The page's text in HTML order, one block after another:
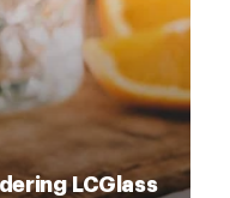
LCGlass